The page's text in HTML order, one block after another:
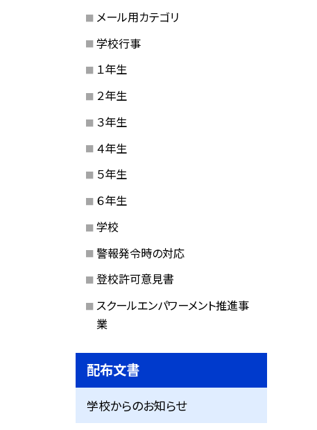
メール用カテゴリ
学校行事
１年生
２年生
３年生
４年生
５年生
６年生
学校
警報発令時の対応
登校許可意見書
スクールエンパワーメント推進事
業
配布文書
学校からのお知らせ